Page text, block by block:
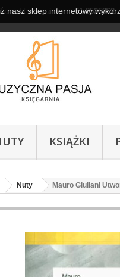
się z nami:61 8525962
KSIĄŻKI
Nuty Mauro Giuliani
nasz sklep internetowy